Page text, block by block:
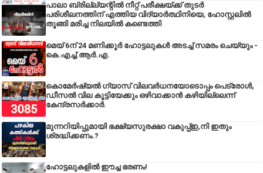
പാലാ ബ്രില്ല്യന്റിൽ നീറ്റ് പരീക്ഷയ്ക്ക് തുടർ
പരിശീലനത്തിന് എത്തിയ വിദ്യാർത്ഥിനിയെ, ഹോസ്റ്റലിൽ
തൂങ്ങി മരിച്ച നിലയിൽ കണ്ടെത്തി
മെയ് 6ന് 24 മണിക്കൂർ ഹോട്ടലുകൾ അടച്ച് സമരം ചെയ്യും -
കെ.എച്ച്.ആർ.എ.
കൊമേർഷ്യൽ ഗ്യാസ് വിലവർധനയോടൊപ്പം പെട്രോൾ,
ഡീസല്‍ വില കൂട്ടിയേക്കും ഒഴിവാക്കാന്‍ കഴിയില്ലെന്ന്
കേന്ദ്രസര്‍ക്കാര്‍.
മുന്നറിയിപ്പുമായി ഭക്ഷ്യസുരക്ഷാ വകുപ്പ്ഇ,നി ഇതും
ശ്രദ്ധിക്കണം.?
ഹോട്ടലുകളിൽ ഈച്ച ഭരണം!